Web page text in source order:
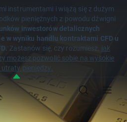
instrumentami i wiążą się z dużym
pieniężnych z powodu dźwigni
inwestorów detalicznych
w wyniku handlu kontraktami CFD u
Zastanów się, czy rozumiesz, jak
możesz pozwolić sobie na wysokie
pieniędzy.